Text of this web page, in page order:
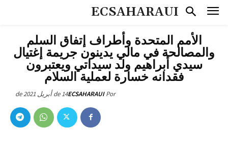
ECSAHARAUI
الأمم المتحدة وأطراف إتفاق السلم
والمصالحة في مالي يدينون جريمة إغتيال
سيدي أبراهيم ولد سيداتي ويعتبرون
فقدانه خسارة لعملية السلام
Por
ECSAHARAUI14 de أبريل de 2021